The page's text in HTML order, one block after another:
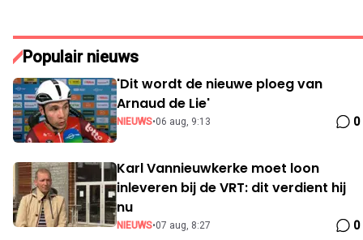
Populair nieuws
'Dit wordt de nieuwe ploeg van
Arnaud de Lie'
NIEUWS•06 aug, 9:13 0
Karl Vannieuwkerke moet loon
inleveren bij de VRT: dit verdient hij
nu
NIEUWS•07 aug, 8:27 0